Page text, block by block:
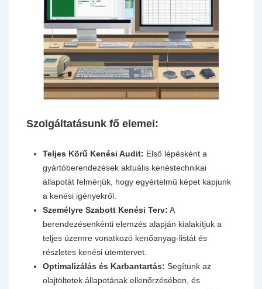
Szolgáltatásunk fő elemei:
Teljes Körű Kenési Audit: Első lépésként a
gyártóberendezések aktuális kenéstechnikai
állapotát felmérjük, hogy egyértelmű képet kapjunk
a kenési igényekről.
Személyre Szabott Kenési Terv: A
berendezésenkénti elemzés alapján kialakítjuk a
teljes üzemre vonatkozó kenőanyag-listát és
részletes kenési ütemtervet.
Optimalizálás és Karbantartás: Segítünk az
olajtöltetek állapotának ellenőrzésében, és